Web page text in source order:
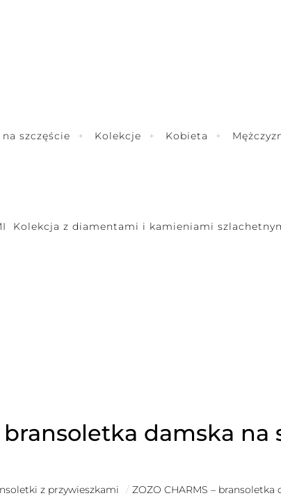
szczęście Kolekcje Kobieta
Kolekcja z diamentami i kamieniami
bransoletka damska
z przywieszkami / ZOZO CHARMS –